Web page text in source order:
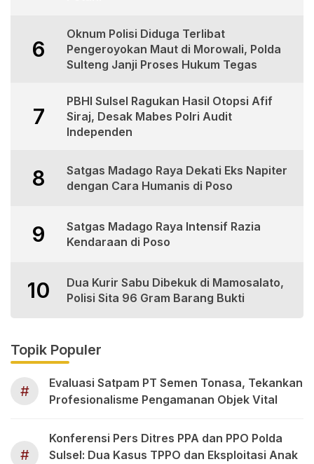
6
Oknum Polisi Diduga Terlibat
Pengeroyokan Maut di Morowali, Polda
Sulteng Janji Proses Hukum Tegas
7
PBHI Sulsel Ragukan Hasil Otopsi Afif
Siraj, Desak Mabes Polri Audit
Independen
8
Satgas Madago Raya Dekati Eks Napiter
dengan Cara Humanis di Poso
9
Satgas Madago Raya Intensif Razia
Kendaraan di Poso
10
Dua Kurir Sabu Dibekuk di Mamosalato,
Polisi Sita 96 Gram Barang Bukti
Topik Populer
#
Evaluasi Satpam PT Semen Tonasa, Tekankan
Profesionalisme Pengamanan Objek Vital
#
Konferensi Pers Ditres PPA dan PPO Polda
Sulsel: Dua Kasus TPPO dan Eksploitasi Anak